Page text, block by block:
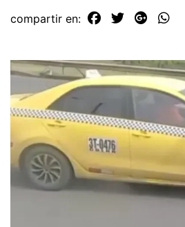
compartir en: